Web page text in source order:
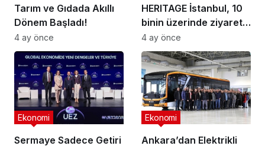
Tarım ve Gıdada Akıllı
Dönem Başladı!
4 ay önce
HERITAGE İstanbul, 10
binin üzerinde ziyaretçi
ağırladı
4 ay önce
Sermaye Sadece Getiri
Ekonomi
Ankara’dan Elektrikli
Ekonomi